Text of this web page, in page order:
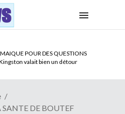
POUR DES QUESTIONS
Kingston valait bien un détour
SANTE DE BOUTEF